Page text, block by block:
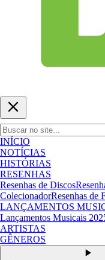
INÍCIO
NOTÍCIAS
HISTÓRIAS
RESENHAS
Resenhas de Discos
ColecionadorResenhas de
LANÇAMENTOS
Lançamentos Musicais
ARTISTAS
GÊNEROS